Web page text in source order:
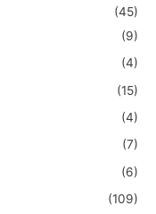
(45)
(9)
(4)
(15)
(4)
(7)
(6)
(109)